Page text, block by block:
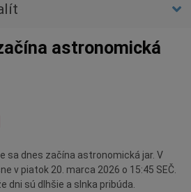
astronomická
sa dnes začína astronomická jar. V
v piatok 20. marca 2026 o 15:45 SEČ.
dni sú dlhšie a slnka pribúda.